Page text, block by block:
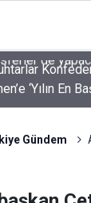
‘Yılın En
Gündem